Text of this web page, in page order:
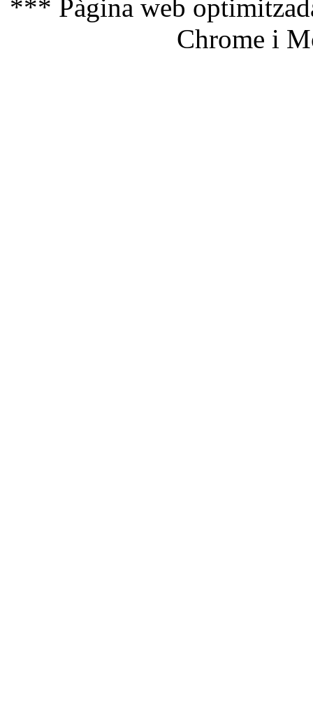
*** Pàgina web
Chrome i